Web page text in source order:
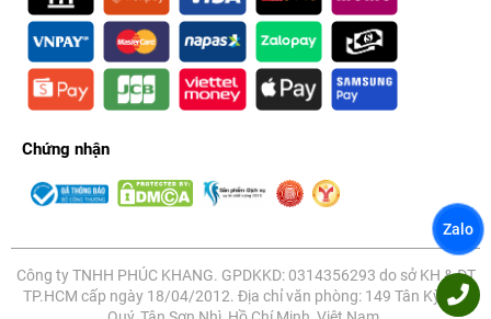
Chứng nhận
Công ty TNHH PHÚC KHANG. GPDKKD: 0314356293 do sở KH & ĐT
TP.HCM cấp ngày 18/04/2012. Địa chỉ văn phòng: 149 Tân Kỳ Tân
Zalo